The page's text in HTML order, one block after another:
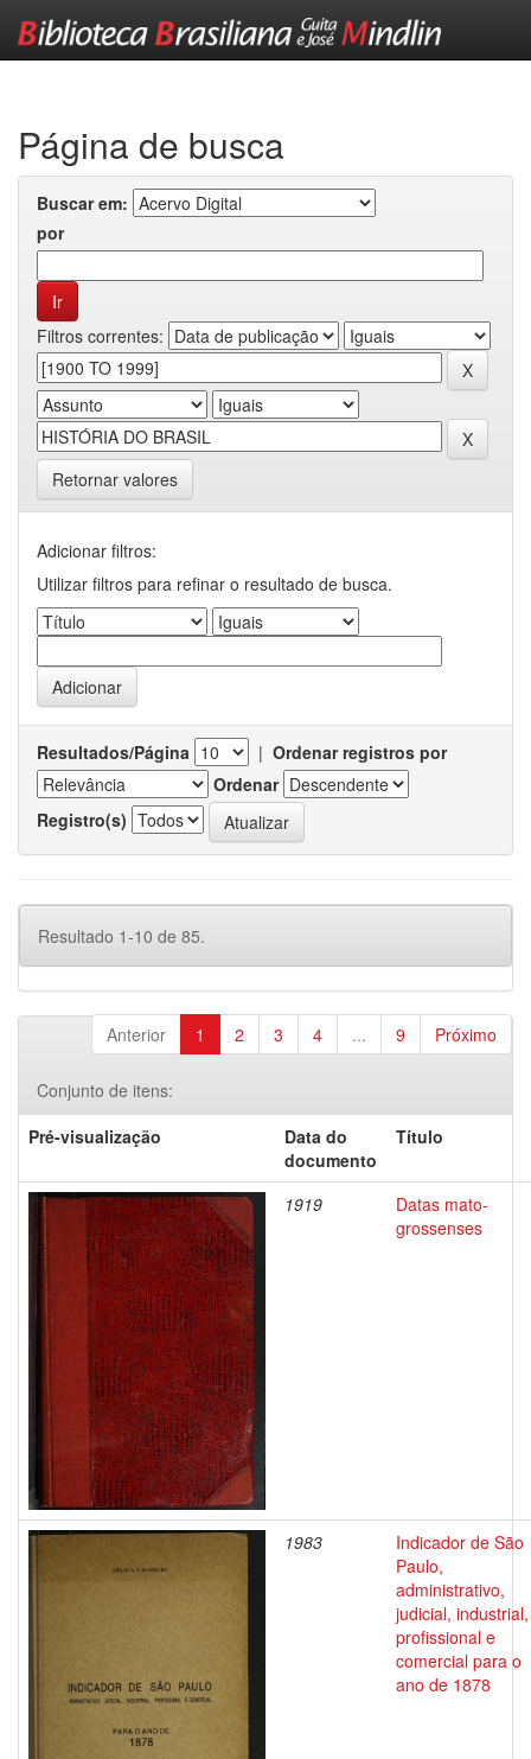
Página de busca
Buscar em:
por
Filtros correntes:
Retornar valores
Adicionar filtros:
Utilizar filtros para refinar o resultado de busca.
Resultados/Página | Ordenar registros por
Ordenar
Registro(s)
Resultado 1-10 de 85.
Anterior 1 2 3 4 ... 9 Próximo
Conjunto de itens:
Pré-visualização
Data do
documento
Título
1919
Datas mato-
grossenses
1983
Indicador de São
Paulo,
administrativo,
judicial, industrial,
profissional e
comercial para o
ano de 1878